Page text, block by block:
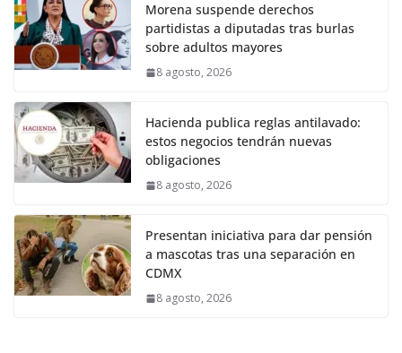
Morena suspende derechos
partidistas a diputadas tras burlas
sobre adultos mayores
8 agosto, 2026
Hacienda publica reglas antilavado:
estos negocios tendrán nuevas
obligaciones
8 agosto, 2026
Presentan iniciativa para dar pensión
a mascotas tras una separación en
CDMX
8 agosto, 2026